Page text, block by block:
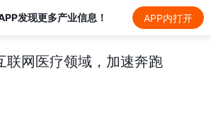
发现更多产业信息！ APP内打开
联网医疗领域，加速奔跑